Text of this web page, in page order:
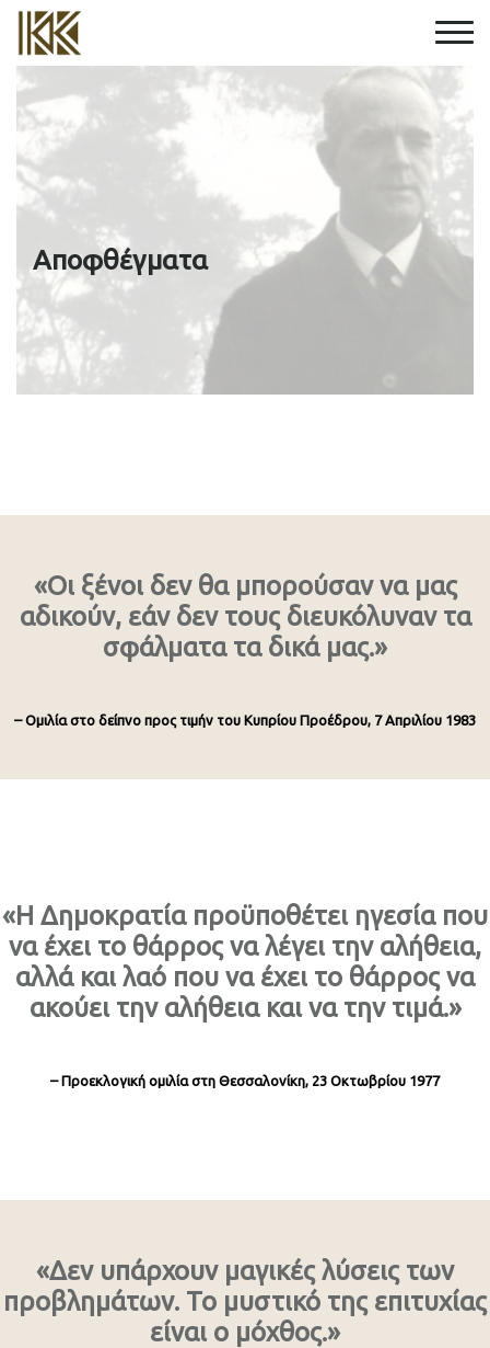
Αποφθέγματα
«Οι ξένοι δεν θα μπορούσαν να μας
αδικούν, εάν δεν τους διευκόλυναν τα
σφάλματα τα δικά μας.»
– Ομιλία στο δείπνο προς τιμήν του Κυπρίου Προέδρου, 7 Απριλίου 1983
«Η Δημοκρατία προϋποθέτει ηγεσία που
να έχει το θάρρος να λέγει την αλήθεια,
αλλά και λαό που να έχει το θάρρος να
ακούει την αλήθεια και να την τιμά.»
– Προεκλογική ομιλία στη Θεσσαλονίκη, 23 Οκτωβρίου 1977
«Δεν υπάρχουν μαγικές λύσεις των
προβλημάτων. Το μυστικό της επιτυχίας
είναι ο μόχθος.»